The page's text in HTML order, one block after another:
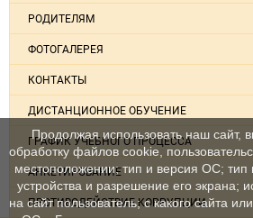
РОДИТЕЛЯМ
ФОТОГАЛЕРЕЯ
КОНТАКТЫ
ДИСТАНЦИОННОЕ ОБУЧЕНИЕ
ГРАФИК УЧЕБНОГО ПРОЦЕССА
АНКЕТИРОВАНИЕ
ПРОТИВОДЕЙСТВИЕ КОРРУПЦИИ
Продолжая использовать наш сайт,
обработку файлов cookie,
местоположении; тип и версия ОС; тип
устройства и разрешение его экрана;
на сайт пользователь; с какого сайта